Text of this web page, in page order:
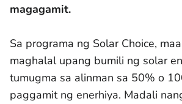
magagamit.
Sa programa ng Solar Choice,
maghalal upang bumili ng solar
tumugma sa alinman sa 50% o
paggamit ng enerhiya. Madali